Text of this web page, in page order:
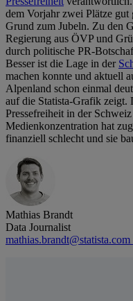
dem Vorjahr zwei Plätze gut
Grund zum Jubeln. Zu den
Regierung aus ÖVP und
durch politische PR-
Besser ist die Lage in der
machen konnte und aktuell
Alpenland schon einmal
auf die Statista-Grafik
Pressefreiheit in der
Medienkonzentration hat
finanziell schlecht und sie
Mathias Brandt
Data Journalist
mathias.brandt@statista.com